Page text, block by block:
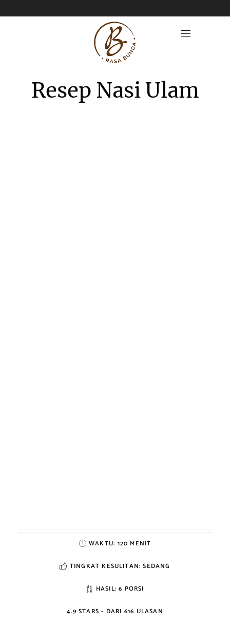
Resep Nasi Ulam
WAKTU: 120 MENIT
TINGKAT KESULITAN: SEDANG
HASIL: 6 PORSI
4.9 STARS - DARI 616 ULASAN